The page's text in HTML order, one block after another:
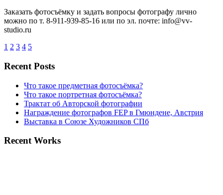
Заказать фотосъёмку и задать вопросы фотографу лично
можно по т. 8-911-939-85-16 или по эл. почте: info@vv-
studio.ru
1 2 3 4 5
Recent Posts
Что такое предметная фотосъёмка?
Что такое портретная фотосъёмка?
Трактат об Авторской фотографии
Награждение фотографов FEP в Гмюндене, Австрия
Выставка в Союзе Художников СПб
Recent Works